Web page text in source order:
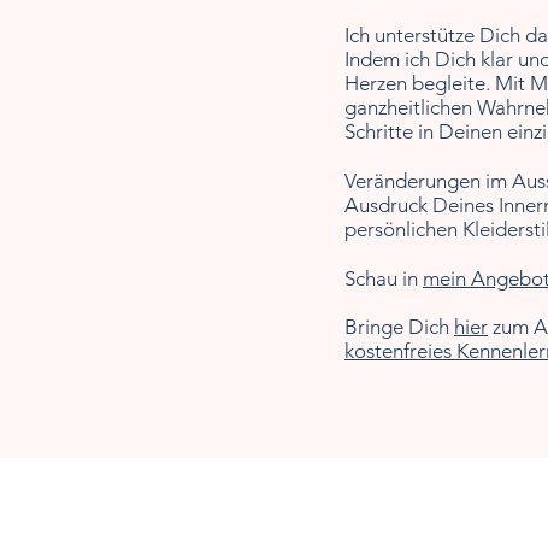
Ich unterstütze Dich
Indem ich Dich klar
Herzen begleite. Mit
ganzheitlichen
Schritte in Deinen
Veränderungen im
Ausdruck Deines
persönlichen
Schau in mein
Bringe Dich hier zum
kostenfreies